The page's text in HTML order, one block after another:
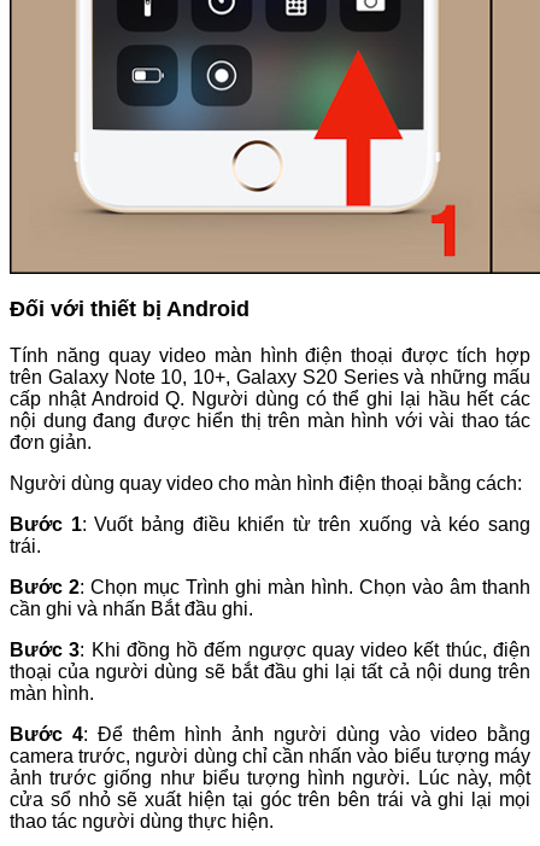
Đối với thiết bị Android
Tính năng quay video màn hình điện thoại được tích hợp
trên Galaxy Note 10, 10+, Galaxy S20 Series và những mấu
cấp nhật Android Q. Người dùng có thể ghi lại hầu hết các
nội dung đang được hiển thị trên màn hình với vài thao tác
đơn giản.
Người dùng quay video cho màn hình điện thoại bằng cách:
Bước 1: Vuốt bảng điều khiển từ trên xuống và kéo sang
trái.
Bước 2: Chọn mục Trình ghi màn hình. Chọn vào âm thanh
cần ghi và nhấn Bắt đầu ghi.
Bước 3: Khi đồng hồ đếm ngược quay video kết thúc, điện
thoại của người dùng sẽ bắt đầu ghi lại tất cả nội dung trên
màn hình.
Bước 4: Để thêm hình ảnh người dùng vào video bằng
camera trước, người dùng chỉ cần nhấn vào biểu tượng máy
ảnh trước giống như biểu tượng hình người. Lúc này, một
cửa sổ nhỏ sẽ xuất hiện tại góc trên bên trái và ghi lại mọi
thao tác người dùng thực hiện.